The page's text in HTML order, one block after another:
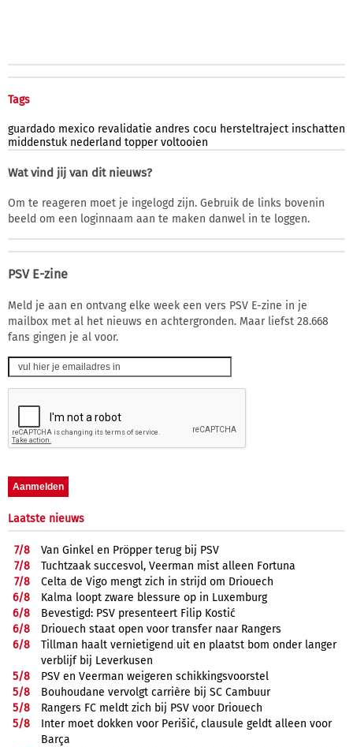
Tags
guardado mexico revalidatie andres cocu hersteltraject inschatten
middenstuk nederland topper voltooien
Wat vind jij van dit nieuws?
Om te reageren moet je ingelogd zijn. Gebruik de links bovenin
beeld om een loginnaam aan te maken danwel in te loggen.
PSV E-zine
Meld je aan en ontvang elke week een vers PSV E-zine in je
mailbox met al het nieuws en achtergronden. Maar liefst 28.668
fans gingen je al voor.
Laatste nieuws
7/8
Van Ginkel en Pröpper terug bij PSV
7/8
Tuchtzaak succesvol, Veerman mist alleen Fortuna
7/8
Celta de Vigo mengt zich in strijd om Driouech
6/8
Kalma loopt zware blessure op in Luxemburg
6/8
Bevestigd: PSV presenteert Filip Kostić
6/8
Driouech staat open voor transfer naar Rangers
6/8
Tillman haalt vernietigend uit en plaatst bom onder langer
verblijf bij Leverkusen
5/8
PSV en Veerman weigeren schikkingsvoorstel
5/8
Bouhoudane vervolgt carrière bij SC Cambuur
5/8
Rangers FC meldt zich bij PSV voor Driouech
5/8
Inter moet dokken voor Perišić, clausule geldt alleen voor
Barça